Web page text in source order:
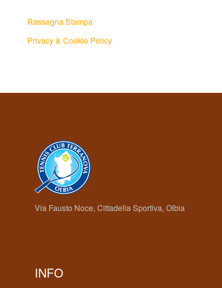
Rassegna Stampa
Privacy & Cookie Policy
Via Fausto Noce, Cittadella Sportiva, Olbia
INFO